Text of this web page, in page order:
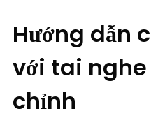
Hướng dẫn
với tai
chỉnh